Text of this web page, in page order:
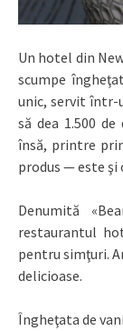
Un hotel din
scumpe
unic, servit într-
să dea 1.500
însă, printre
produs — este şi
Denumită
restaurantul
pentru simţuri.
delicioase.
Îngheţata de